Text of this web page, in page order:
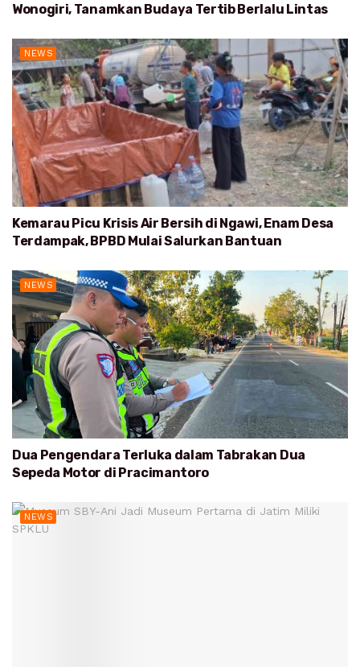
Wonogiri, Tanamkan Budaya Tertib Berlalu Lintas
NEWS
Kemarau Picu Krisis Air Bersih di Ngawi, Enam Desa
Terdampak, BPBD Mulai Salurkan Bantuan
NEWS
Dua Pengendara Terluka dalam Tabrakan Dua
Sepeda Motor di Pracimantoro
NEWS